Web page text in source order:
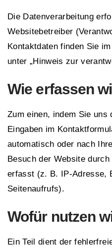
Die Datenverarbeitung
Websitebetreiber
Kontaktdaten finden Sie
unter „Hinweis zur
Wie erfassen
Zum einen, indem Sie
Eingaben im
automatisch oder nach
Besuch der Website
erfasst (z. B. IP-Adresse,
Seitenaufrufs).
Wofür nutzen
Ein Teil dient der